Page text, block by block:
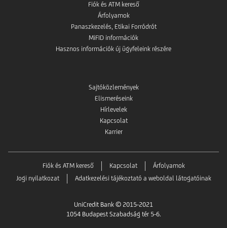
Fiók és ATM kereső
Árfolyamok
Panaszkezelés, Etikai Forródrót
MiFID információk
Hasznos információk új ügyfeleink részére
Sajtóközlemények
Elismeréseink
Hírlevelek
Kapcsolat
Karrier
Fiók és ATM kereső Kapcsolat
Árfolyamok
Jogi nyilatkozat
Adatkezelési tájékoztató a weboldal látogatóinak
UniCredit Bank © 2015-2021
1054 Budapest Szabadság tér 5-6.